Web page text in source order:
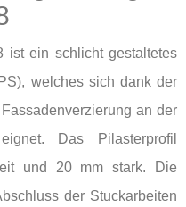
ist ein schlicht gestaltetes
welches sich dank der
an der
Das Pilasterprofil
und 20 mm stark. Die
der Stuckarbeiten